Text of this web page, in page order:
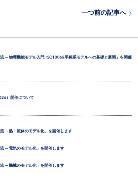
一つ前の記事へ
― 物理機能モデル入門: ISO10068手腕系モデルへの基礎と展開」を開催
）開催について
― 熱・流体のモデル化」を開催します
― 電気のモデル化」を開催します
― 機械のモデル化」を開催します